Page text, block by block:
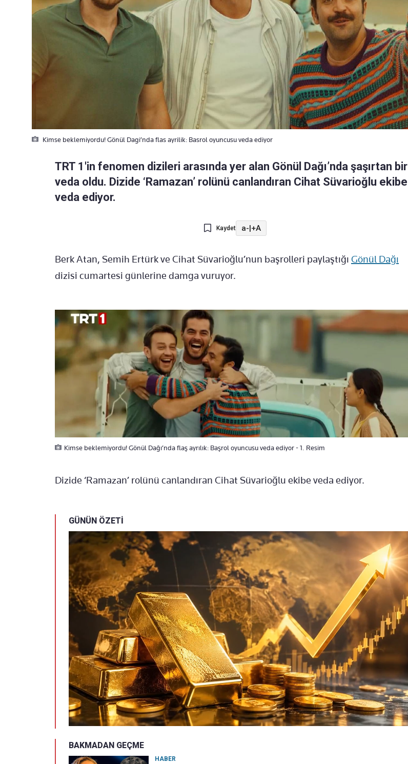
Kimse beklemiyordu! Gönül Dagi’nda flas ayrilik: Basrol oyuncusu veda ediyor
TRT 1'in fenomen dizileri arasında yer alan Gönül Dağı’nda şaşırtan bir
veda oldu. Dizide ‘Ramazan’ rolünü canlandıran Cihat Süvarioğlu ekibe
veda ediyor.
Kaydet a-|+A
Berk Atan, Semih Ertürk ve Cihat Süvarioğlu’nun başrolleri paylaştığı Gönül Dağı
dizisi cumartesi günlerine damga vuruyor.
Kimse beklemiyordu! Gönül Dağı’nda flaş ayrılık: Başrol oyuncusu veda ediyor - 1. Resim
Dizide ‘Ramazan’ rolünü canlandıran Cihat Süvarioğlu ekibe veda ediyor.
GÜNÜN ÖZETİ
BAKMADAN GEÇME
HABER